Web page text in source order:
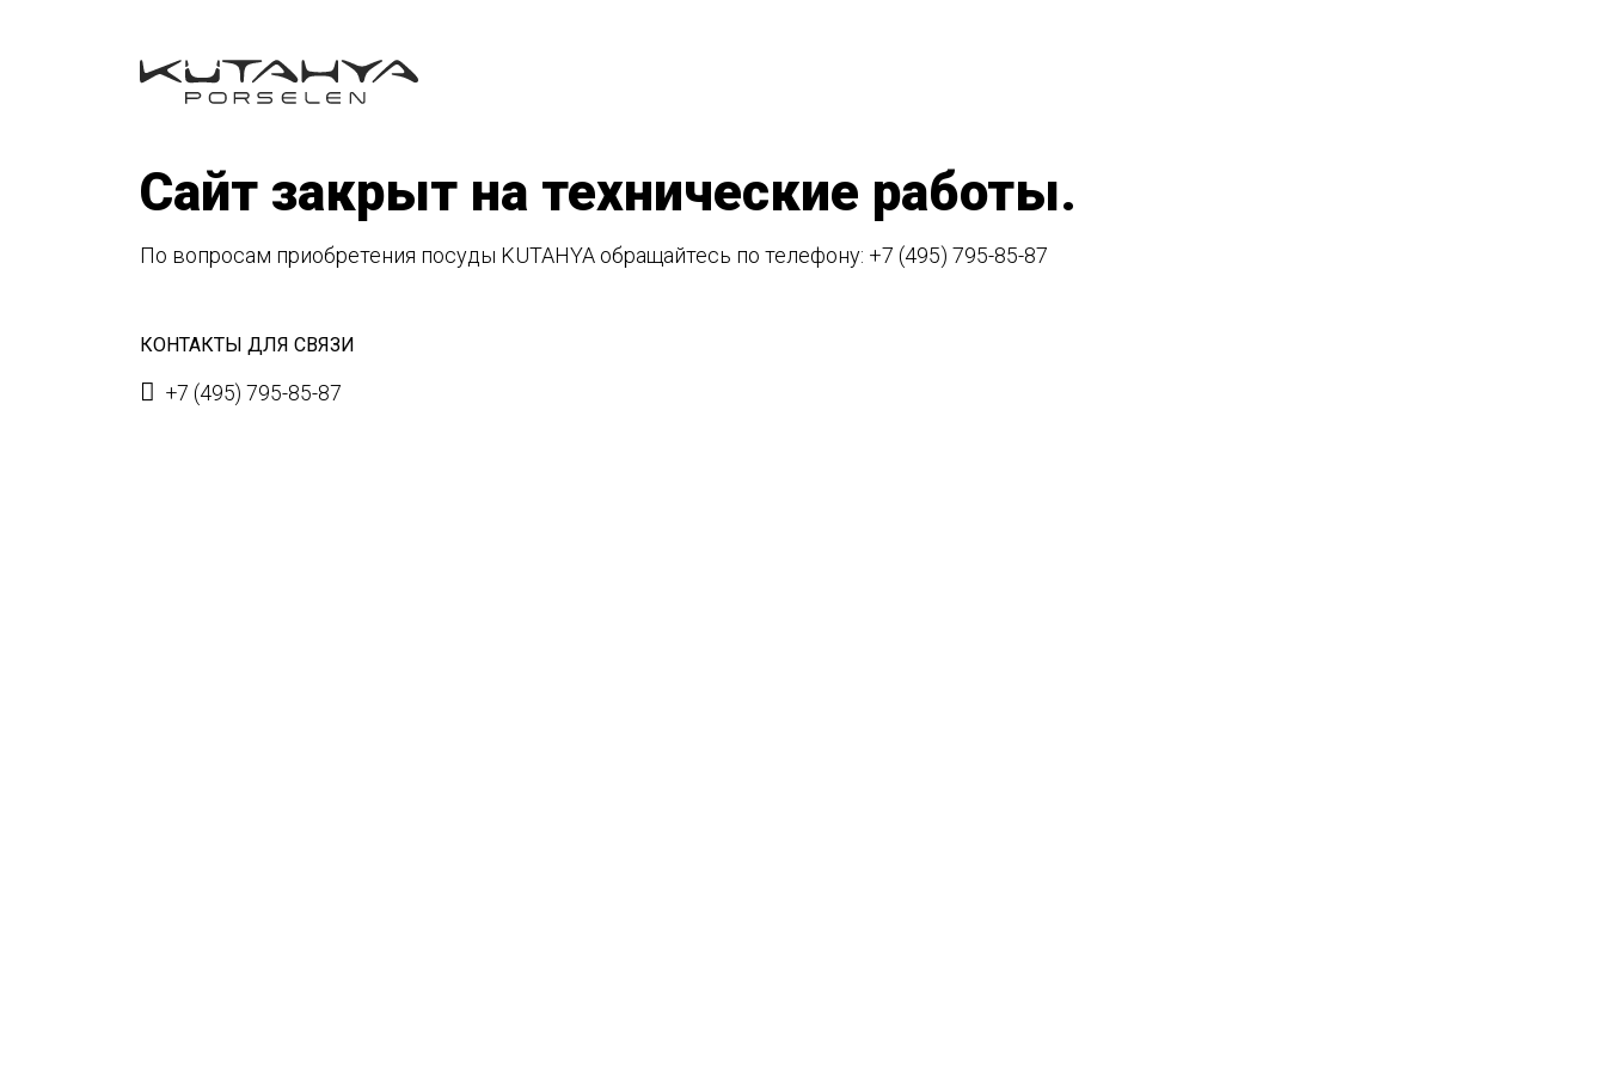
Сайт закрыт на технические работы.
По вопросам приобретения посуды KUTAHYA обращайтесь по телефону: +7 (495) 795-85-87
КОНТАКТЫ ДЛЯ СВЯЗИ
+7 (495) 795-85-87